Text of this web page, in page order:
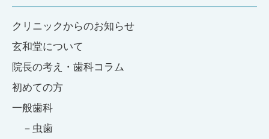
クリニックからのお知らせ
玄和堂について
院長の考え・歯科コラム
初めての方
一般歯科
虫歯